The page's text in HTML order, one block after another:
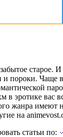
старое.
пороки. Чаще
в эротике вас
жанра
на
статьи по: